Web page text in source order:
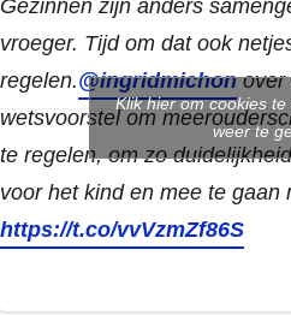
Gezinnen zijn anders
vroeger. Tijd om dat ook
regelen.@ingridmichonover
wetsvoorstel om
te regelen, om zo
voor het kind en mee te gaan
https://t.co/vvVzmZf86S
Klik hier om cookies
weer te